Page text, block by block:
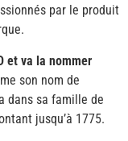
par le produit
et va la nommer
son nom de
dans sa famille de
jusqu’à 1775.